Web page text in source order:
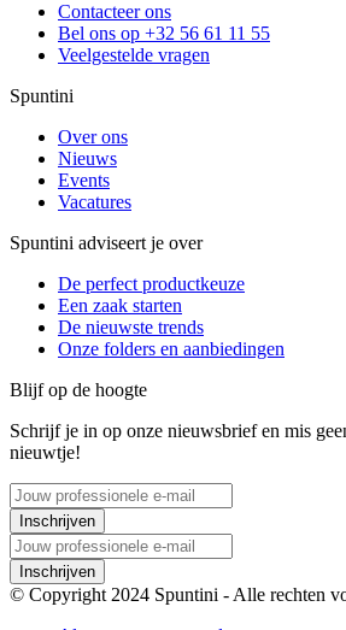
Contacteer ons
Bel ons op +32 56 61 11 55
Veelgestelde vragen
Spuntini
Over ons
Nieuws
Events
Vacatures
Spuntini adviseert je over
De perfect productkeuze
Een zaak starten
De nieuwste trends
Onze folders en aanbiedingen
Blijf op de hoogte
Schrijf je in op onze nieuwsbrief en mis
nieuwtje!
Inschrijven
Inschrijven
© Copyright 2024 Spuntini - Alle rechten